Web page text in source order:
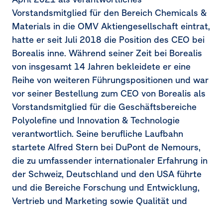
Vorstandsmitglied für den Bereich Chemicals &
Materials in die OMV Aktiengesellschaft eintrat,
hatte er seit Juli 2018 die Position des CEO bei
Borealis inne. Während seiner Zeit bei Borealis
von insgesamt 14 Jahren bekleidete er eine
Reihe von weiteren Führungspositionen und war
vor seiner Bestellung zum CEO von Borealis als
Vorstandsmitglied für die Geschäftsbereiche
Polyolefine und Innovation & Technologie
verantwortlich. Seine berufliche Laufbahn
startete Alfred Stern bei DuPont de Nemours,
die zu umfassender internationaler Erfahrung in
der Schweiz, Deutschland und den USA führte
und die Bereiche Forschung und Entwicklung,
Vertrieb und Marketing sowie Qualität und